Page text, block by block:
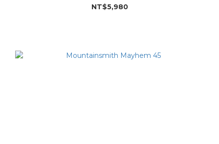
NT$5,980